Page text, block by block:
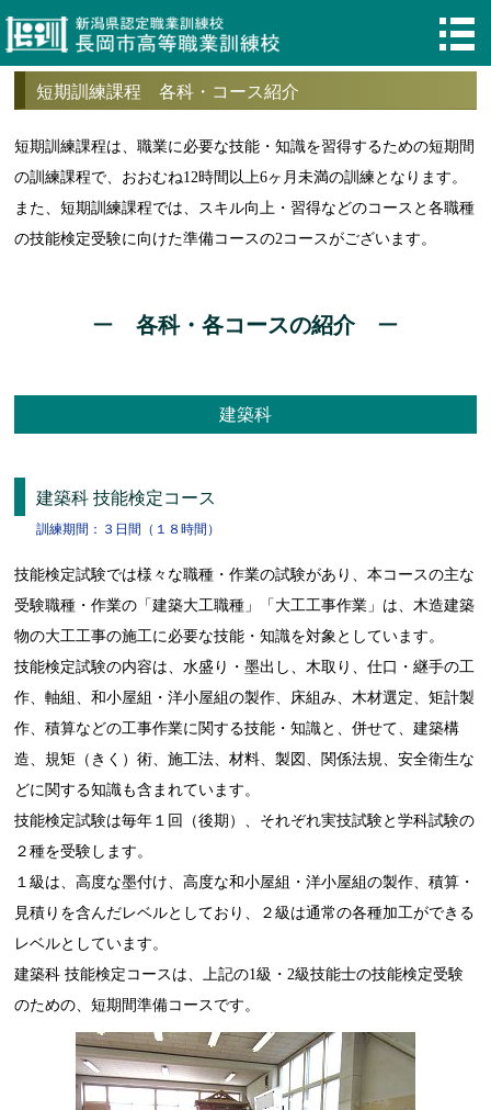
短期訓練課程 各科・コース紹介
短期訓練課程は、職業に必要な技能・知識を習得するための短期間
の訓練課程で、おおむね12時間以上6ヶ月未満の訓練となります。
また、短期訓練課程では、スキル向上・習得などのコースと各職種
の技能検定受験に向けた準備コースの2コースがございます。
各科・各コースの紹介
建築科
建築科 技能検定コース
訓練期間：３日間（１８時間）
技能検定試験では様々な職種・作業の試験があり、本コースの主な
受験職種・作業の「建築大工職種」「大工工事作業」は、木造建築
物の大工工事の施工に必要な技能・知識を対象としています。
技能検定試験の内容は、水盛り・墨出し、木取り、仕口・継手の工
作、軸組、和小屋組・洋小屋組の製作、床組み、木材選定、矩計製
作、積算などの工事作業に関する技能・知識と、併せて、建築構
造、規矩（きく）術、施工法、材料、製図、関係法規、安全衛生な
どに関する知識も含まれています。
技能検定試験は毎年１回（後期）、それぞれ実技試験と学科試験の
２種を受験します。
１級は、高度な墨付け、高度な和小屋組・洋小屋組の製作、積算・
見積りを含んだレベルとしており、２級は通常の各種加工ができる
レベルとしています。
建築科 技能検定コースは、上記の1級・2級技能士の技能検定受験
のための、短期間準備コースです。